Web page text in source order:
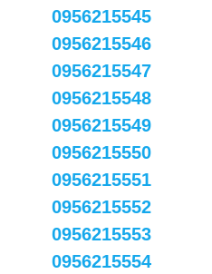
0956215545
0956215546
0956215547
0956215548
0956215549
0956215550
0956215551
0956215552
0956215553
0956215554